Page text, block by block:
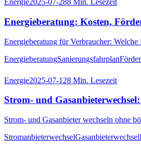
Energie2025-07-288 Min. Lesezeit
Energieberatung: Kosten,
Energieberatung für Verbraucher:
EnergieberatungSanierungsfahrplan
Energie2025-07-128 Min. Lesezeit
Strom- und
Strom- und Gasanbieter wechseln ohne
StromanbieterwechselGasanbieterwechsel